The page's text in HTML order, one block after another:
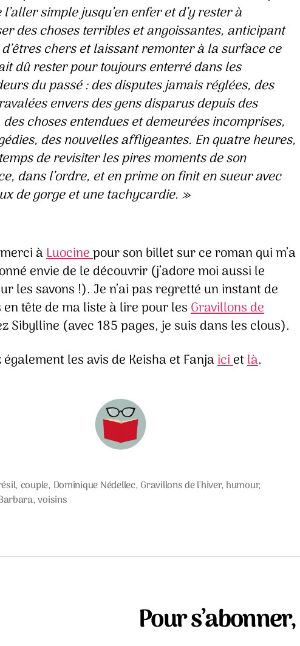
simple jusqu’en enfer et d’y rester à
des choses terribles et angoissantes, anticipant
chers et laissant remonter à la surface ce
dû rester pour toujours enterré dans les
du passé : des disputes jamais réglées, des
envers des gens disparus depuis des
choses entendues et demeurées incomprises,
des nouvelles affligeantes. En quatre heures,
de revisiter les pires moments de son
dans l’ordre, et en prime on finit en sueur avec
de gorge et une tachycardie. »
àLuocinepour son billet sur ce roman qui m’a
envie de le découvrir (j’adore moi aussi le
les savons !). Je n’ai pas regretté un instant de
en tête de ma liste à lire pour lesGravillons de
Sibylline (avec 185 pages, je suis dans les clous).
également les avis de Keisha et Fanjaicietlà.
,couple, Dominique Nédellec,Gravillons de l'hiver,humour,
,voisins
Pour